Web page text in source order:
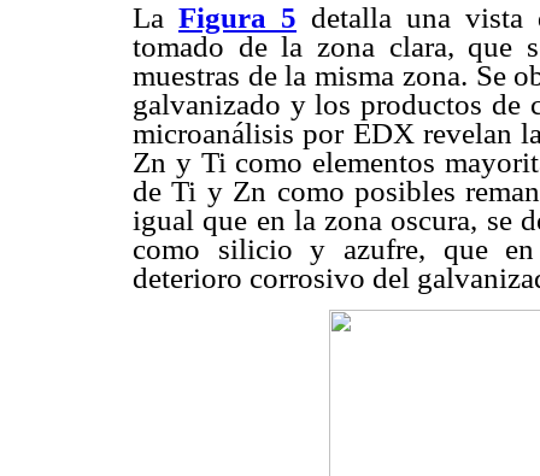
La Figura 5 detalla una
tomado de la zona clara, que
muestras de la misma zona. Se
galvanizado y los productos de
microanálisis por EDX revelan
Zn y Ti como elementos
de Ti y Zn como posibles
igual que en la zona oscura, se
como silicio y azufre, que
deterioro corrosivo del